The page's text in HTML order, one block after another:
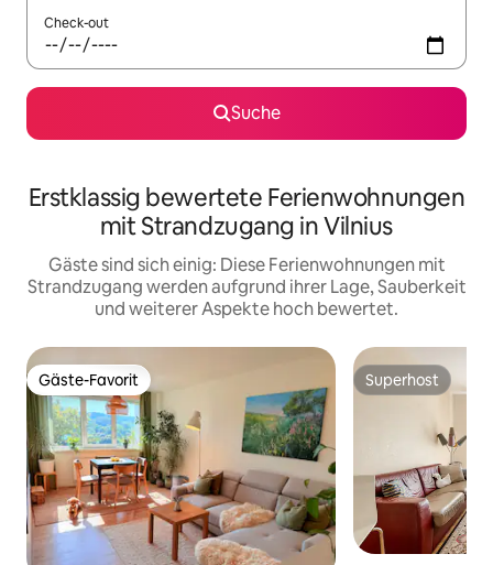
Check-out
Suche
Erstklassig bewertete Ferienwohnungen
mit Strandzugang in Vilnius
Gäste sind sich einig: Diese Ferienwohnungen mit
Strandzugang werden aufgrund ihrer Lage, Sauberkeit
und weiterer Aspekte hoch bewertet.
Gäste-Favorit
Gäste-Favorit Superhost
Superhost